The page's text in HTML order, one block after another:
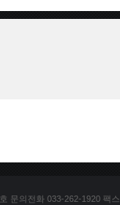
문의전화 033-262-1920 팩